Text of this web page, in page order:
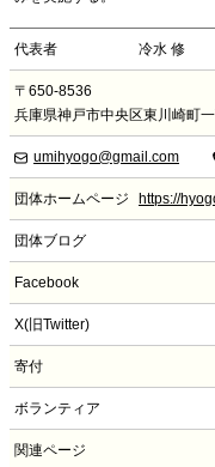
代表者 冷水 修
〒650-8536
兵庫県神戸市中央区東川崎町
umihyogo@gmail.com
団体ホームページ https://
団体ブログ
Facebook
X(旧Twitter)
寄付
ボランティア
関連ページ